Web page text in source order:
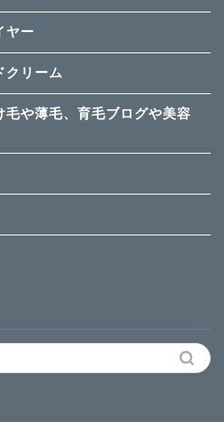
ヤー
クリーム
毛や薄毛、育毛ブログや美容